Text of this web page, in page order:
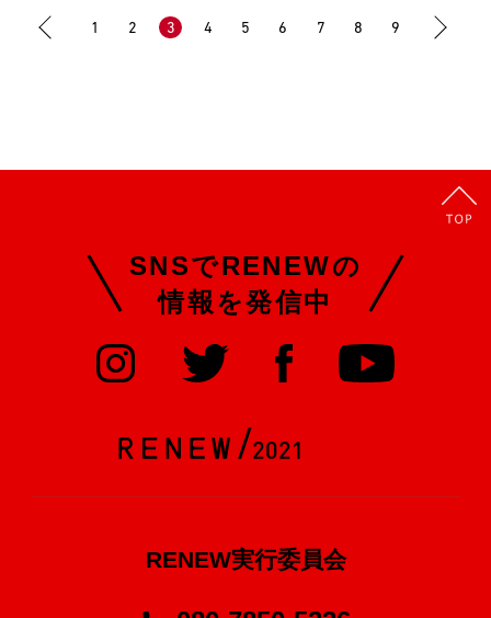
1 2 3 4 5 6 7 8 9
SNSでRENEWの
情報を発信中
RENEW実行委員会